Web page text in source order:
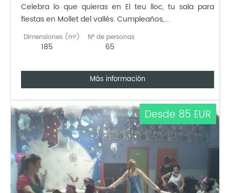
Celebra lo que quieras en El teu lloc, tu sala para
fiestas en Mollet del vallés. Cumpleaños,...
Dimensiones (m²)
185
Nº de personas
65
Más información
Desde 85 EUR